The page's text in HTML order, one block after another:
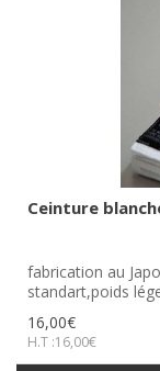
Ceinture
fabrication au
standart,poids
16,00€
H.T :16,00€